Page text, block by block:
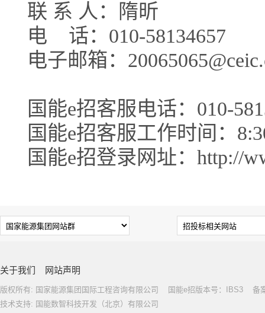
联 系 人：隋昕
电
话：010-58134657
电子邮箱：
国能e招客服电话：010-
国能e招客服工作时间：
国能e招登录网址：http://
关于我们 网站声明
版权所有: 国家能源集团国际工程咨询有限公司 国能e招版本号：IBS3 备
技术支持: 国能数智科技开发（北京）有限公司